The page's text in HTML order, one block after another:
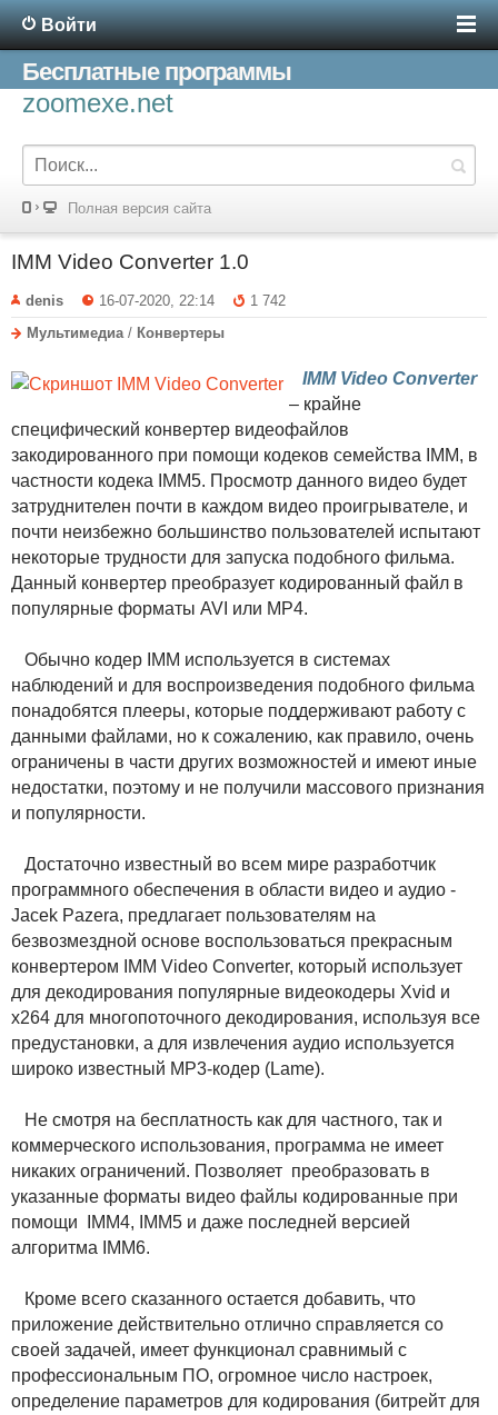
Войти
Бесплатные программы
zoomexe.net
Полная версия сайта
IMM Video Converter 1.0
denis 16-07-2020, 22:14
1 742
Мультимедиа / Конвертеры
IMM Video Converter
– крайне
специфический конвертер видеофайлов
закодированного при помощи кодеков семейства IMM, в
частности кодека IMM5. Просмотр данного видео будет
затруднителен почти в каждом видео проигрывателе, и
почти неизбежно большинство пользователей испытают
некоторые трудности для запуска подобного фильма.
Данный конвертер преобразует кодированный файл в
популярные форматы AVI или MP4.
Обычно кодер IMM используется в системах
наблюдений и для воспроизведения подобного фильма
понадобятся плееры, которые поддерживают работу с
данными файлами, но к сожалению, как правило, очень
ограничены в части других возможностей и имеют иные
недостатки, поэтому и не получили массового признания
и популярности.
Достаточно известный во всем мире разработчик
программного обеспечения в области видео и аудио -
Jacek Pazera, предлагает пользователям на
безвозмездной основе воспользоваться прекрасным
конвертером IMM Video Converter, который использует
для декодирования популярные видеокодеры Xvid и
x264 для многопоточного декодирования, используя все
предустановки, а для извлечения аудио используется
широко известный MP3-кодер (Lame).
Не смотря на бесплатность как для частного, так и
коммерческого использования, программа не имеет
никаких ограничений. Позволяет преобразовать в
указанные форматы видео файлы кодированные при
помощи IMM4, IMM5 и даже последней версией
алгоритма IMM6.
Кроме всего сказанного остается добавить, что
приложение действительно отлично справляется со
своей задачей, имеет функционал сравнимый с
профессиональным ПО, огромное число настроек,
определение параметров для кодирования (битрейт для